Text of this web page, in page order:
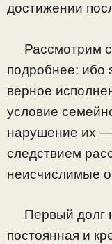
достижении
Рассмотрим
подробнее: ибо
верное
условие
нарушение их
следствием
неисчислимые
Первый долг
постоянная и